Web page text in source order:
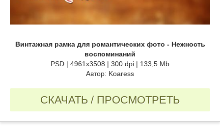
Винтажная рамка для романтических фото - Нежность
воспоминаний
PSD | 4961x3508 | 300 dpi | 133,5 Mb
Автор: Koaress
СКАЧАТЬ / ПРОСМОТРЕТЬ